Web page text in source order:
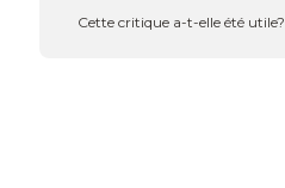
de
Cette critique a-t-elle été utile?